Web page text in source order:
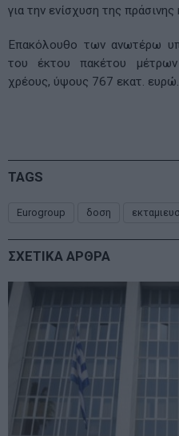
για την ενίσχυση της
Επακόλουθο των ανωτέρω
του έκτου πακέτου
χρέους, ύψους 767 εκατ. ευρώ.
TAGS
Eurogroup δοση
ΣΧΕΤΙΚΑ ΑΡΘΡΑ